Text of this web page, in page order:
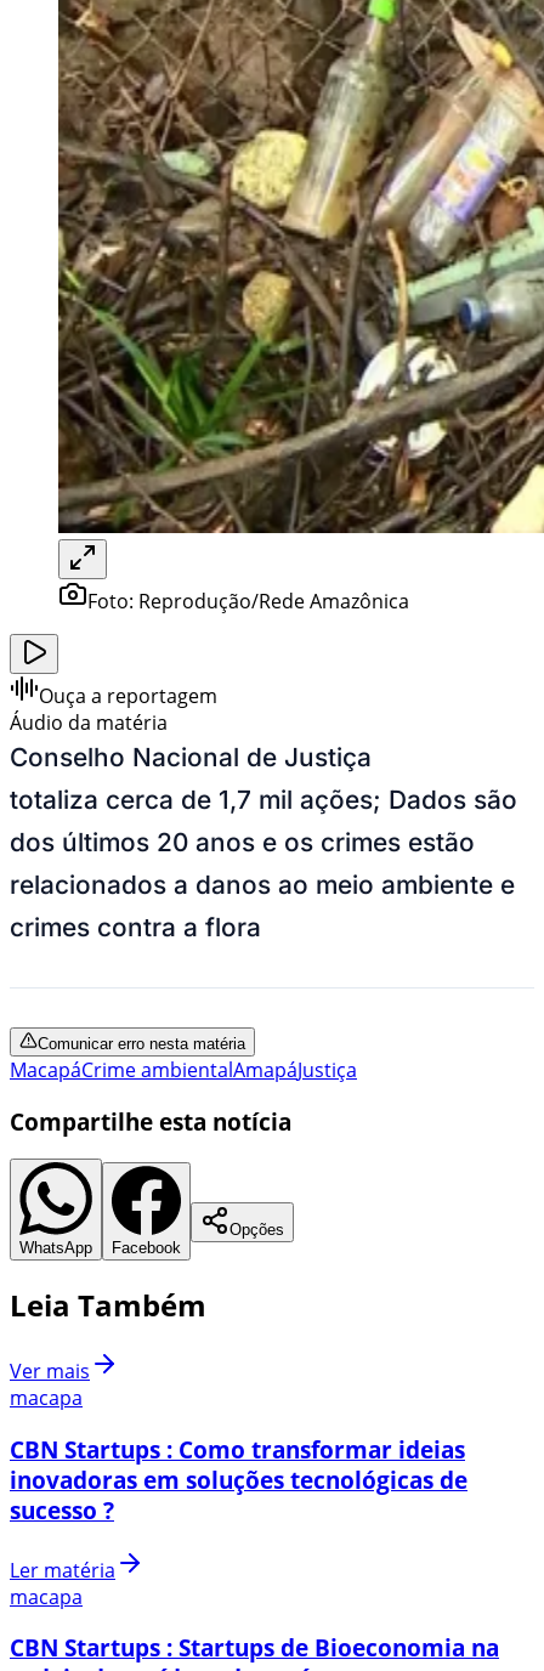
Foto: Reprodução/Rede Amazônica
Ouça a reportagem
Áudio da matéria
Conselho Nacional de Justiça
totaliza cerca de 1,7 mil ações; Dados são
dos últimos 20 anos e os crimes estão
relacionados a danos ao meio ambiente e
crimes contra a flora
Comunicar erro nesta matéria
MacapáCrime ambientalAmapáJustiça
Compartilhe esta notícia
WhatsApp Facebook
Opções
Leia Também
Ver mais
macapa
CBN Startups : Como transformar ideias
inovadoras em soluções tecnológicas de
sucesso ?
Ler matéria
macapa
CBN Startups : Startups de Bioeconomia na